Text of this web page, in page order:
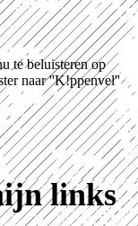
te beluisteren op
naar ''K!ppenvel''
links